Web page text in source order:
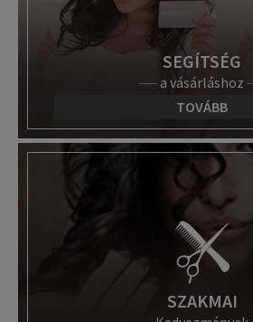
SEGÍTSÉG
a vásárláshoz
TOVÁBB
SZAKMAI